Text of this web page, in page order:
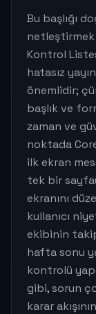
Bu başlığı
netleştirmek
Kontrol
hatasız
önemlidir;
başlık ve
zaman ve
noktada
ilk ekran
tek bir
ekranını
kullanıcı
ekibinin
hafta sonu
kontrolü
gibi, sorun
karar